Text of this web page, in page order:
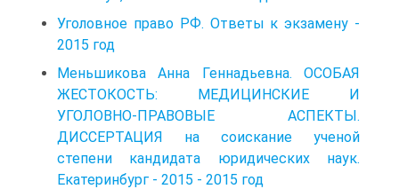
Уголовное право РФ. Ответы к экзамену -
2015 год
Меньшикова Анна Геннадьевна. ОСОБАЯ
ЖЕСТОКОСТЬ: МЕДИЦИНСКИЕ И
УГОЛОВНО-ПРАВОВЫЕ АСПЕКТЫ.
ДИССЕРТАЦИЯ на соискание ученой
степени кандидата юридических наук.
Екатеринбург - 2015 - 2015 год